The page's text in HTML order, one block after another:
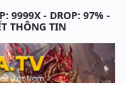
9999X - DROP: 97% -
THÔNG TIN